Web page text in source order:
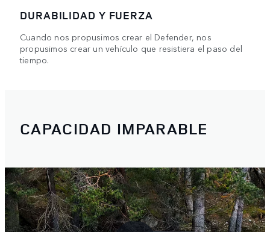
DURABILIDAD Y FUERZA
Cuando nos propusimos crear el Defender, nos
propusimos crear un vehículo que resistiera el paso del
tiempo.
CAPACIDAD IMPARABLE